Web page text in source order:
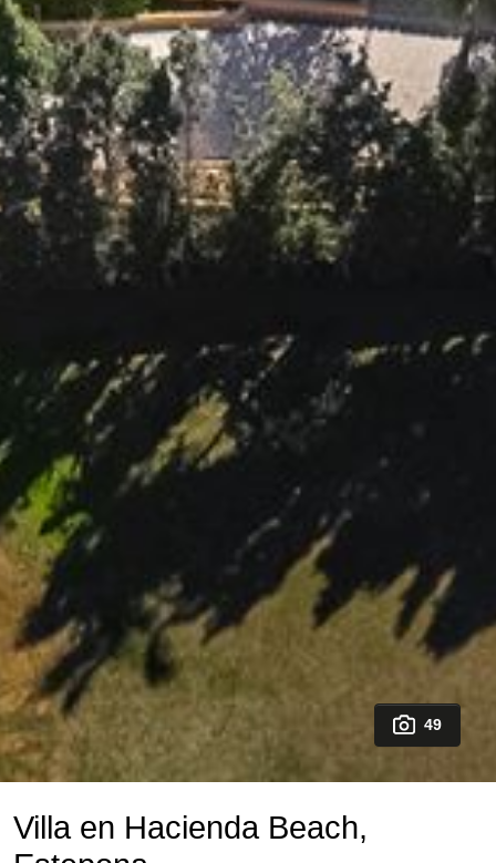
49
Villa en Hacienda Beach,